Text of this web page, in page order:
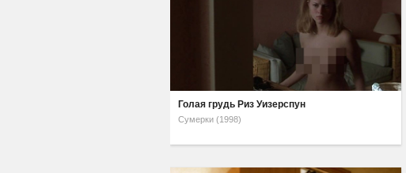
Голая грудь Риз Уизерспун
Сумерки (1998)